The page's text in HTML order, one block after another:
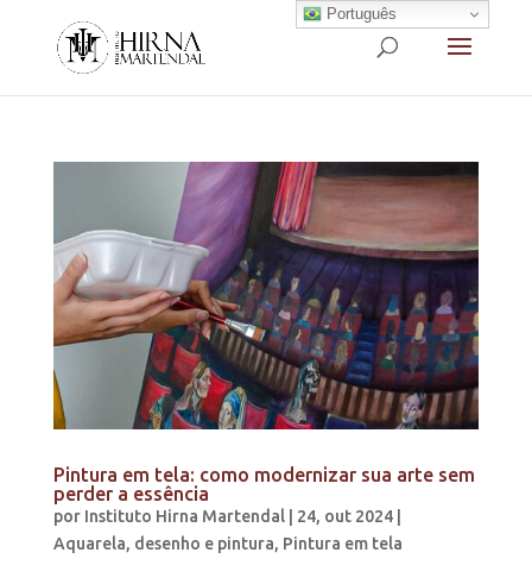
Pintura em tela: como modernizar sua arte sem
perder a essência
por Instituto Hirna Martendal| 24, out 2024|
Aquarela, desenho e pintura, Pintura em tela
Português